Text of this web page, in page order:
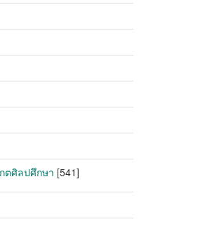
ตศิลปศึกษา [541]